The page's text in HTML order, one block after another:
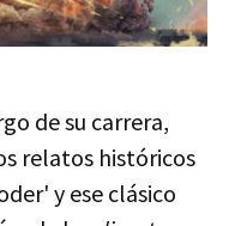
de su carrera,
relatos históricos
y ese clásico